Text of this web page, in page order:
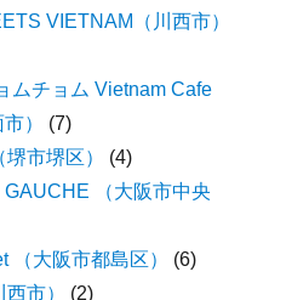
VIETNAM（川西市）
ムチョム Vietnam Cafe
）
(7)
市堺区）
(4)
（大阪市中央
（大阪市都島区）
(6)
市）
(2)